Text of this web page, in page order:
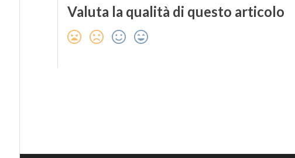
Valuta la qualità di questo articolo